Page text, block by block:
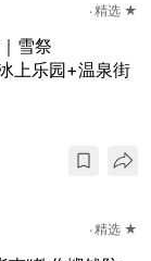
精选 ★
雪祭
上乐园+温泉街
精选 ★